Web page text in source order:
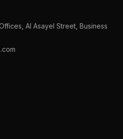
Al Asayel Street, Business